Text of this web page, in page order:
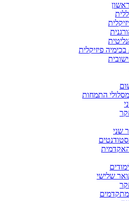
פיזיקלית
התמחות
שני
שלישי